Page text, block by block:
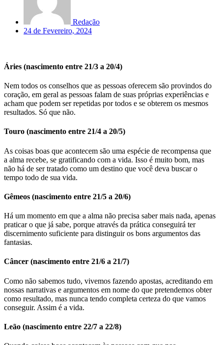
Redação
24 de Fevereiro, 2024
Áries (nascimento entre 21/3 a 20/4)
Nem todos os conselhos que as pessoas oferecem são provindos do
coração, em geral as pessoas falam de suas próprias experiências e
acham que podem ser repetidas por todos e se obterem os mesmos
resultados. Só que não.
Touro (nascimento entre 21/4 a 20/5)
As coisas boas que acontecem são uma espécie de recompensa que
a alma recebe, se gratificando com a vida. Isso é muito bom, mas
não há de ser tratado como um destino que você deva buscar o
tempo todo de sua vida.
Gêmeos (nascimento entre 21/5 a 20/6)
Há um momento em que a alma não precisa saber mais nada, apenas
praticar o que já sabe, porque através da prática conseguirá ter
discernimento suficiente para distinguir os bons argumentos das
fantasias.
Câncer (nascimento entre 21/6 a 21/7)
Como não sabemos tudo, vivemos fazendo apostas, acreditando em
nossas narrativas e argumentos em nome do que pretendemos obter
como resultado, mas nunca tendo completa certeza do que vamos
conseguir. Assim é a vida.
Leão (nascimento entre 22/7 a 22/8)